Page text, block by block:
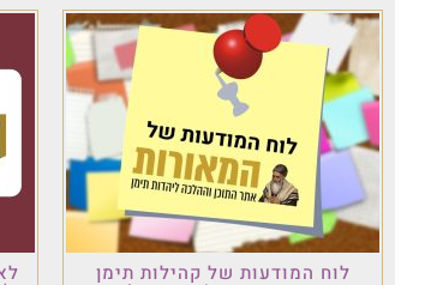
לוח המודעות של קהילות תימן